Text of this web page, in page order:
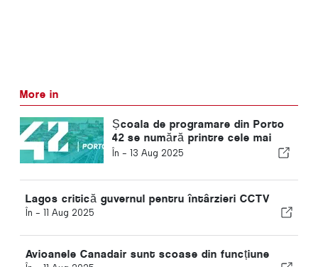
More in
Școala de programare din Porto
42 se numără printre cele mai
inovatoare universități din lume
În - 13 Aug 2025
Lagos critică guvernul pentru întârzieri CCTV
În - 11 Aug 2025
Avioanele Canadair sunt scoase din funcțiune